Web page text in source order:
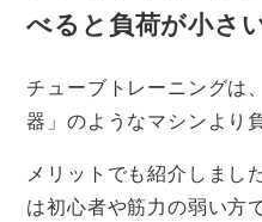
べると負荷が小さ
チューブトレーニングは
器」のようなマシンより
メリットでも紹介しまし
は初心者や筋力の弱い方